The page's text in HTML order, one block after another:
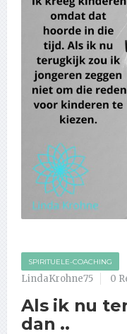
SPIRITUELE-COACHING
LindaKrohne75
0
Als ik nu
dan ..